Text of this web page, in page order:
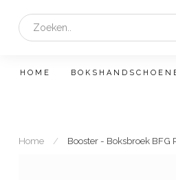
HOME
Home / Booster - Boksbroek BFG